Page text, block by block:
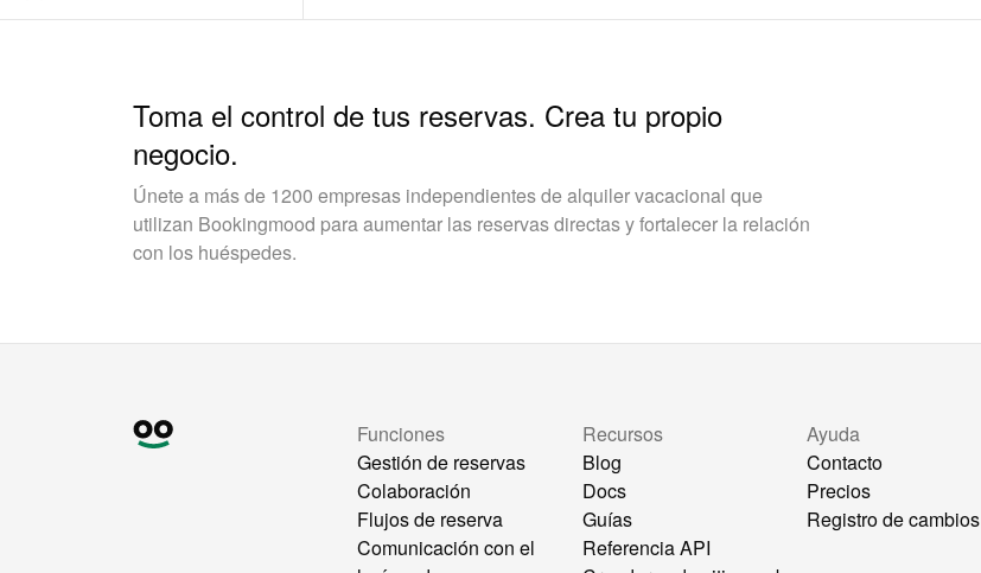
Toma el control de tus reservas. Crea tu propio
negocio.
Únete a más de 1200 empresas independientes de alquiler vacacional que
utilizan Bookingmood para aumentar las reservas directas y fortalecer la relación
con los huéspedes.
Funciones
Gestión de reservas
Colaboración
Flujos de reserva
Comunicación con el
Recursos
Blog
Docs
Guías
Referencia API
Ayuda
Contacto
Precios
Registro de cambios